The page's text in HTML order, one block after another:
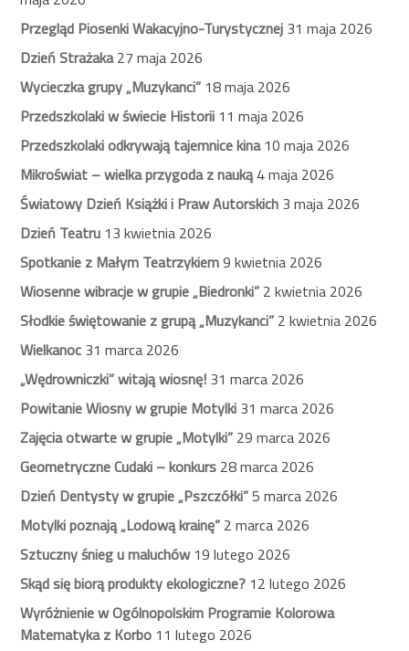
Przegląd Piosenki Wakacyjno-Turystycznej 31 maja 2026
Dzień Strażaka27 maja 2026
Wycieczka grupy „Muzykanci” 18 maja 2026
Przedszkolaki w świecie Historii 11 maja 2026
Przedszkolaki odkrywają tajemnice kina10 maja 2026
Mikroświat – wielka przygoda z nauką4 maja 2026
Światowy Dzień Książki i Praw Autorskich 3 maja 2026
Dzień Teatru 13 kwietnia 2026
Spotkanie z Małym Teatrzykiem9 kwietnia 2026
Wiosenne wibracje w grupie „Biedronki” 2 kwietnia 2026
Słodkie świętowanie z grupą „Muzykanci” 2 kwietnia 2026
Wielkanoc 31 marca 2026
„Wędrowniczki” witają wiosnę! 31 marca 2026
Powitanie Wiosny w grupie Motylki 31 marca 2026
Zajęcia otwarte w grupie „Motylki” 29 marca 2026
Geometryczne Cudaki – konkurs 28 marca 2026
Dzień Dentysty w grupie „Pszczółki”5 marca 2026
Motylki poznają „Lodową krainę” 2 marca 2026
Sztuczny śnieg u maluchów19 lutego 2026
Skąd się biorą produkty ekologiczne? 12 lutego 2026
Wyróżnienie w Ogólnopolskim Programie Kolorowa
Matematyka z Korbo 11 lutego 2026